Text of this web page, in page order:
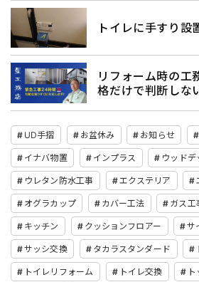
トイレに手すり設
リフォーム時の工
格だけで判断しな
UD手摺 お盆休み お知らせ
イナバ物置 インプラス ウッドデ
ウレタン防水工事 エクステリア
オグラカップ カバー工法 ガス工
キッチン クッションフロアー サ
サッシ交換 タカラスタンダード
トイレリフォーム トイレ交換